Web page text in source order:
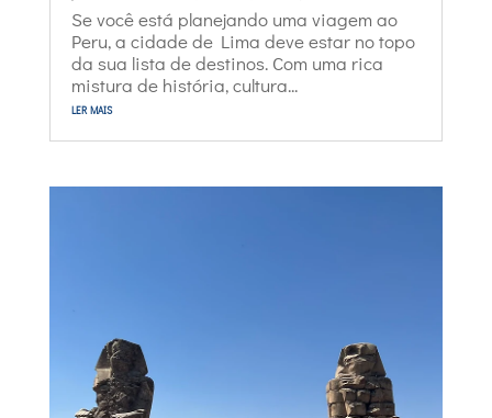
Se você está planejando uma viagem ao
Peru, a cidade de Lima deve estar no topo
da sua lista de destinos. Com uma rica
mistura de história, cultura...
ler mais